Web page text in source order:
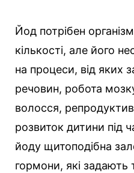
Йод потрібен
кількості, але його
на процеси, від яких
речовин, робота
волосся,
розвиток дитини під
йоду щитоподібна
гормони, які задають